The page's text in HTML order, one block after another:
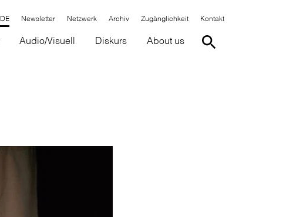
Newsletter Netzwerk Archiv Zugänglichkeit Kontakt
Audio/Visuell Diskurs About us